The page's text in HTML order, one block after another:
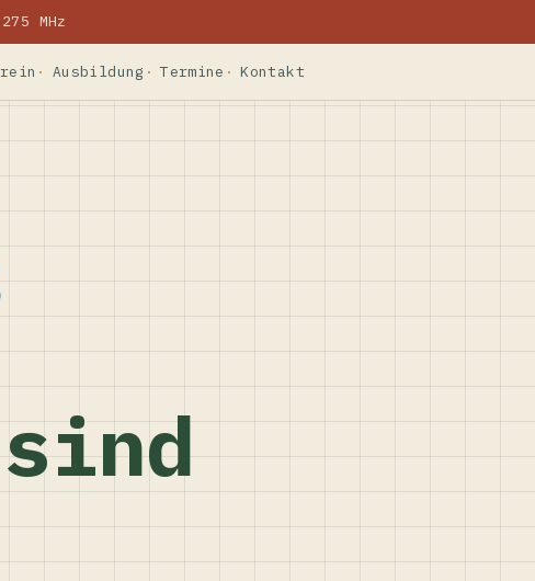
MHz
Ausbildung Termine Kontakt